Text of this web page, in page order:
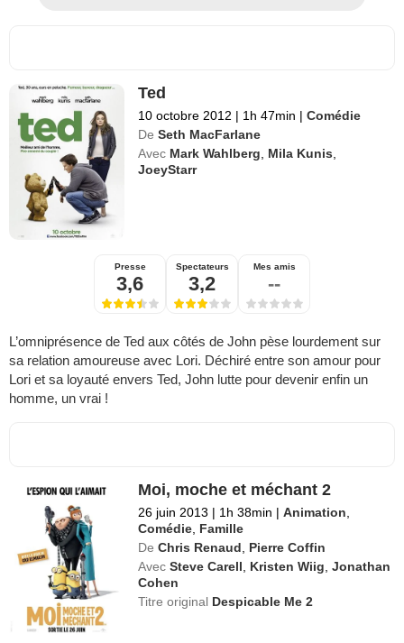
Ted
10 octobre 2012 | 1h 47min | Comédie
De Seth MacFarlane
Avec Mark Wahlberg Mila Kunis
JoeyStarr
Presse
3,6
Spectateurs
3,2
Mes amis
--
L’omniprésence de Ted aux côtés de John pèse lourdement sur
sa relation amoureuse avec Lori. Déchiré entre son amour pour
Lori et sa loyauté envers Ted, John lutte pour devenir enfin un
homme, un vrai !
Moi, moche et méchant 2
26 juin 2013 | 1h 38min | Animation,
Comédie, Famille
De Chris Renaud, Pierre Coffin
Avec Steve Carell, Kristen Wiig,Jonathan
Cohen
Titre original Despicable Me 2